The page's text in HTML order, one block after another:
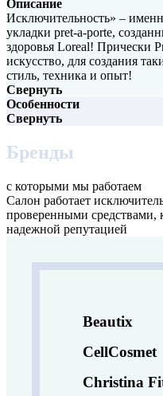
Описание
Исключительность» –
укладки pret-a-porte,
здоровья Loreal! Прически
искусство, для создания
стиль, техника и опыт!
Свернуть
Особенности
Свернуть
Бренды
с которыми мы работаем
Салон работает
проверенными средствами,
надежной репутацией
Beautix
CellCosmet
Christina